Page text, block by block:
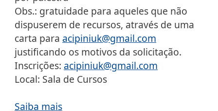
Obs.: gratuidade para aqueles que não
dispuserem de recursos, através de uma
carta para acipiniuk@gmail.com
justificando os motivos da solicitação.
Inscrições: acipiniuk@gmail.com
Local: Sala de Cursos
Saiba mais